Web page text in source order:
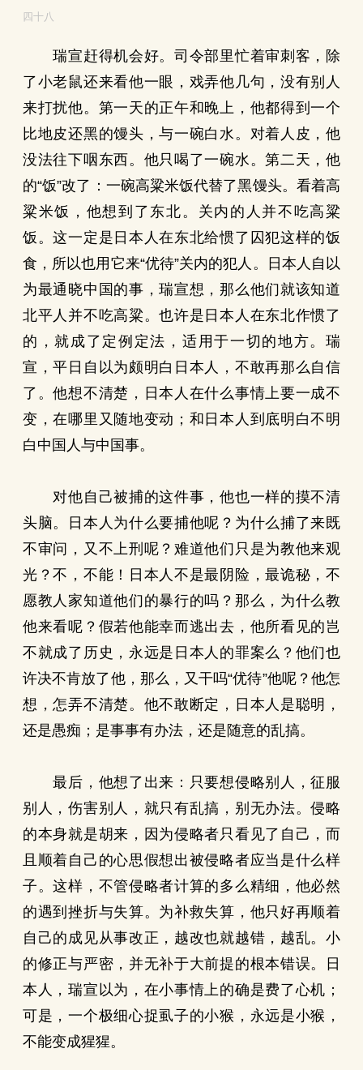
四十八
瑞宣赶得机会好。司令部里忙着审刺客，除
了小老鼠还来看他一眼，戏弄他几句，没有别人
来打扰他。第一天的正午和晚上，他都得到一个
比地皮还黑的馒头，与一碗白水。对着人皮，他
没法往下咽东西。他只喝了一碗水。第二天，他
的“饭”改了：一碗高粱米饭代替了黑馒头。看着高
粱米饭，他想到了东北。关内的人并不吃高粱
饭。这一定是日本人在东北给惯了囚犯这样的饭
食，所以也用它来“优待”关内的犯人。日本人自以
为最通晓中国的事，瑞宣想，那么他们就该知道
北平人并不吃高粱。也许是日本人在东北作惯了
的，就成了定例定法，适用于一切的地方。瑞
宣，平日自以为颇明白日本人，不敢再那么自信
了。他想不清楚，日本人在什么事情上要一成不
变，在哪里又随地变动；和日本人到底明白不明
白中国人与中国事。
对他自己被捕的这件事，他也一样的摸不清
头脑。日本人为什么要捕他呢？为什么捕了来既
不审问，又不上刑呢？难道他们只是为教他来观
光？不，不能！日本人不是最阴险，最诡秘，不
愿教人家知道他们的暴行的吗？那么，为什么教
他来看呢？假若他能幸而逃出去，他所看见的岂
不就成了历史，永远是日本人的罪案么？他们也
许决不肯放了他，那么，又干吗“优待”他呢？他怎
想，怎弄不清楚。他不敢断定，日本人是聪明，
还是愚痴；是事事有办法，还是随意的乱搞。
最后，他想了出来：只要想侵略别人，征服
别人，伤害别人，就只有乱搞，别无办法。侵略
的本身就是胡来，因为侵略者只看见了自己，而
且顺着自己的心思假想出被侵略者应当是什么样
子。这样，不管侵略者计算的多么精细，他必然
的遇到挫折与失算。为补救失算，他只好再顺着
自己的成见从事改正，越改也就越错，越乱。小
的修正与严密，并无补于大前提的根本错误。日
本人，瑞宣以为，在小事情上的确是费了心机；
可是，一个极细心捉虱子的小猴，永远是小猴，
不能变成猩猩。